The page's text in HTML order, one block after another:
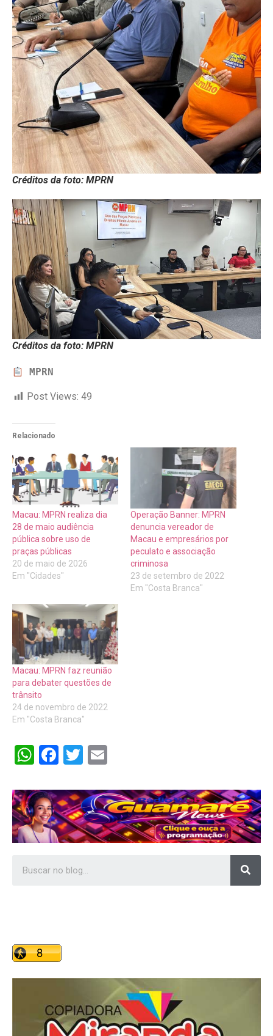
Créditos da foto: MPRN
Créditos da foto: MPRN
MPRN
Post Views: 49
Relacionado
Macau: MPRN realiza dia
28 de maio audiência
pública sobre uso de
praças públicas
20 de maio de 2026
Em "Cidades"
Operação Banner: MPRN
denuncia vereador de
Macau e empresários por
peculato e associação
criminosa
23 de setembro de 2022
Em "Costa Branca"
Macau: MPRN faz reunião
para debater questões de
trânsito
24 de novembro de 2022
Em "Costa Branca"
WhatsApp
Facebook
Twitter